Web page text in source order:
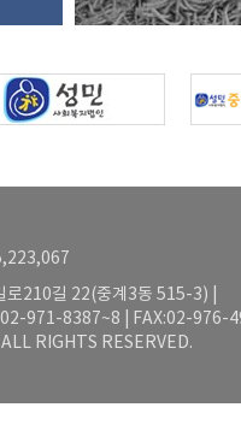
210길 22(중계3동 515-3) |
971-8387~8 | FAX:02-976-
RIGHTS RESERVED.